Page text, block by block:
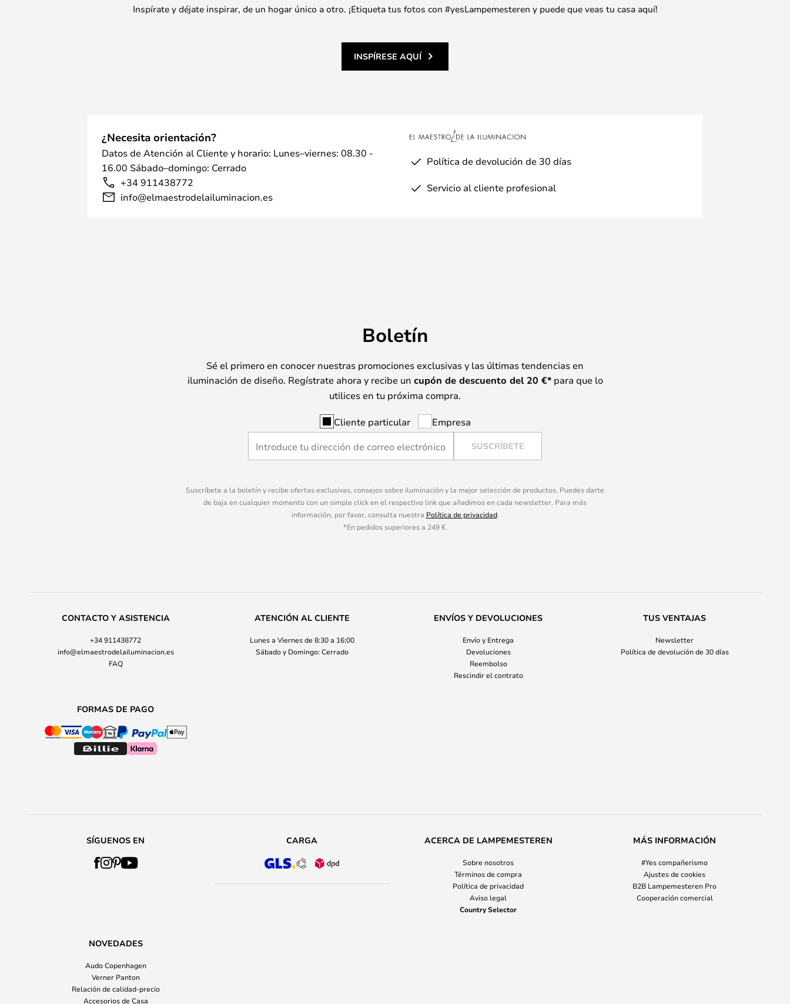
Inspírate y déjate inspirar, de un hogar único a otro. ¡Etiqueta tus fotos con #yesLampemesteren y puede que veas tu casa aquí!
INSPÍRESE AQUÍ
¿Necesita orientación?
Datos de Atención al Cliente y horario: Lunes–viernes: 08.30 -
16.00 Sábado–domingo: Cerrado
+34 911438772
info@elmaestrodelailuminacion.es
Política de devolución de 30 días
Servicio al cliente profesional
Boletín
Sé el primero en conocer nuestras promociones exclusivas y las últimas tendencias en
iluminación de diseño. Regístrate ahora y recibe un cupón de descuento del 20 €*para que lo
utilices en tu próxima compra.
Cliente particular Empresa
SUSCRÍBETE
Suscríbete a la boletín y recibe ofertas exclusivas, consejos sobre iluminación y la mejor selección de productos. Puedes darte
de baja en cualquier momento con un simple click en el respectivo link que añadimos en cada newsletter. Para más
información, por favor, consulta nuestra Política de privacidad.
*En pedidos superiores a 249 €.
CONTACTO Y ASISTENCIA
+34 911438772
info@elmaestrodelailuminacion.es
FAQ
ATENCIÓN AL CLIENTE
Lunes a Viernes de 8:30 a 16:00
Sábado y Domingo: Cerrado
ENVÍOS Y DEVOLUCIONES
Envío y Entrega
Devoluciones
Reembolso
Rescindir el contrato
TUS VENTAJAS
Newsletter
Política de devolución de 30 días
FORMAS DE PAGO
SÍGUENOS EN CARGA ACERCA DE LAMPEMESTEREN
Sobre nosotros
Términos de compra
Política de privacidad
Aviso legal
Country Selector
MÁS INFORMACIÓN
#Yes compañerismo
Ajustes de cookies
B2B Lampemesteren Pro
Cooperación comercial
NOVEDADES
Audo Copenhagen
Verner Panton
Relación de calidad-precio
Accesorios de Casa